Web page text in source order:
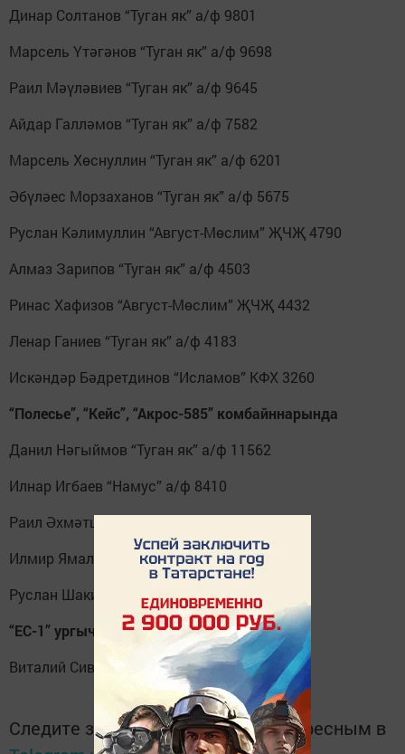
Динар Солтанов “Туган як” а/ф 9801
Марсель Үтәгәнов “Туган як” а/ф 9698
Раил Мәүләвиев “Туган як” а/ф 9645
Айдар Галләмов “Туган як” а/ф 7582
Марсель Хөснуллин “Туган як” а/ф 6201
Әбүләес Морзаханов “Туган як” а/ф 5675
Руслан Кәлимуллин “Август-Мөслим” ҖЧҖ 4790
Алмаз Зарипов “Туган як” а/ф 4503
Ринас Хафизов “Август-Мөслим” ҖЧҖ 4432
Ленар Ганиев “Туган як” а/ф 4183
Искәндәр Бәдретдинов “Исламов” КФХ 3260
“Полесье”, “Кейс”, “Акрос-585” комбайннарында
Данил Нәгыймов “Туган як” а/ф 11562
Илнар Игбаев “Намус” а/ф 8410
Раил Әхмәтшин “Намус” а/ф 7657
Илмир Ямалетдинов “Туган як” а/ф 6905
Руслан Шакиров “Намус” а/ф 5730
“ЕС-1” ургычында (гектарларда)
Виталий Сиваков “Авзалов” КФХ 150
Следите за самым важным и интересным в